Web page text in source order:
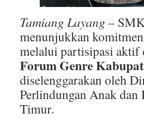
Tamiang Layang –
menunjukkan
melalui partisipasi aktif
Forum Genre
diselenggarakan oleh
Perlindungan Anak dan
Timur.